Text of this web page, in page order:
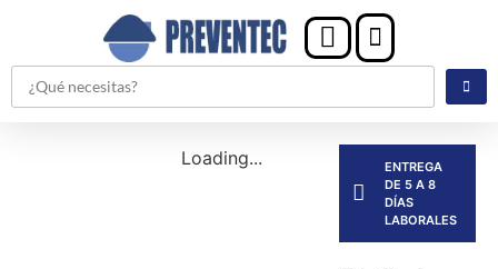
Loading...
ENTREGA
DE 5 A 8
DÍAS
LABORALES